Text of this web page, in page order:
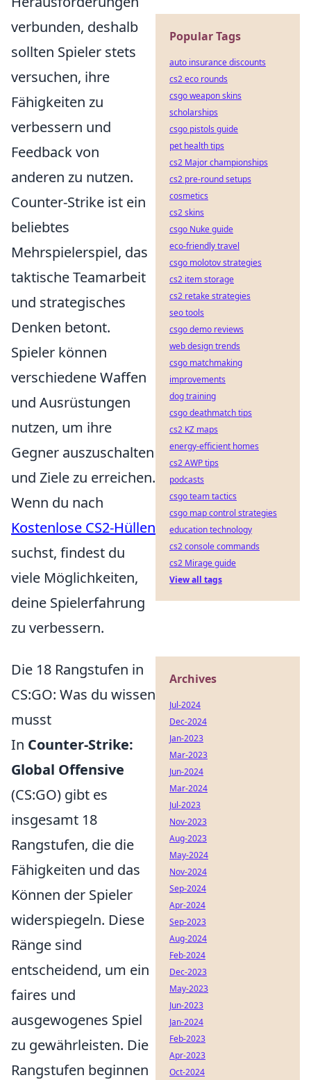
verbunden, deshalb
sollten Spieler stets
versuchen, ihre
Fähigkeiten zu
verbessern und
Feedback von
anderen zu nutzen.
Counter-Strike ist ein
beliebtes
Mehrspielerspiel, das
taktische Teamarbeit
und strategisches
Denken betont.
Spieler können
verschiedene Waffen
und Ausrüstungen
nutzen, um ihre
Gegner auszuschalten
und Ziele zu erreichen.
Wenn du nach
Kostenlose CS2-Hüllen
suchst, findest du
viele Möglichkeiten,
deine Spielerfahrung
zu verbessern.
Die 18 Rangstufen in
CS:GO: Was du wissen
musst
In Counter-Strike:
Global Offensive
(CS:GO) gibt es
insgesamt 18
Rangstufen, die die
Fähigkeiten und das
Können der Spieler
widerspiegeln. Diese
Ränge sind
entscheidend, um ein
faires und
ausgewogenes Spiel
zu gewährleisten. Die
Rangstufen beginnen
Popular Tags
auto insurance discounts
cs2 eco rounds
csgo weapon skins
scholarships
csgo pistols guide
pet health tips
cs2 Major championships
cs2 pre-round setups
cosmetics
cs2 skins
csgo Nuke guide
eco-friendly travel
csgo molotov strategies
cs2 item storage
cs2 retake strategies
seo tools
csgo demo reviews
web design trends
csgo matchmaking
improvements
dog training
csgo deathmatch tips
cs2 KZ maps
energy-efficient homes
cs2 AWP tips
podcasts
csgo team tactics
csgo map control strategies
education technology
cs2 console commands
cs2 Mirage guide
View all tags
Archives
Jul-2024
Dec-2024
Jan-2023
Mar-2023
Jun-2024
Mar-2024
Jul-2023
Nov-2023
Aug-2023
May-2024
Nov-2024
Sep-2024
Apr-2024
Sep-2023
Aug-2024
Feb-2024
Dec-2023
May-2023
Jun-2023
Jan-2024
Feb-2023
Apr-2023
Oct-2024